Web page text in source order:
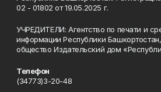
02 - 01802 от 19.05.2025 г.
УЧРЕДИТЕЛИ: Агентство по печати и
информации Республики
общество Издательский дом
Телефон
(34773)3-20-48